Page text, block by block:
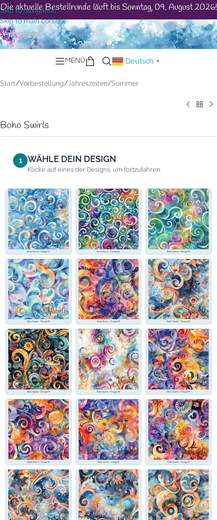
Skip to navigation
Skip to main content
Die aktuelle Bestellrunde läuft bis Sonntag, 09. August 2026!
MENÜ Deutsch ▼
Start/Vorbestellung/Jahreszeiten/Sommer
Boho Swirls
1 WÄHLE DEIN DESIGN
Klicke auf eines der Designs, um fortzufahren.